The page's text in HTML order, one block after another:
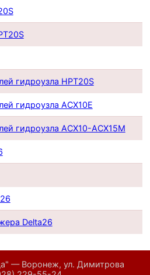
гидроузла HPT20S
гидроузла ACX10E
гидроузла ACX10-ACX15M
Delta26
— Воронеж, ул. Димитрова